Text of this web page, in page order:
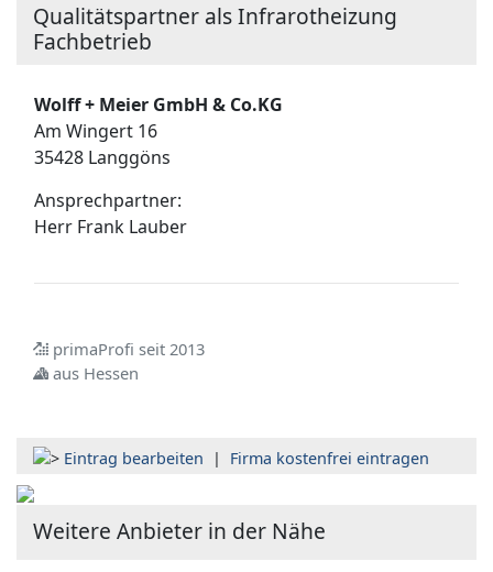
Qualitätspartner als Infrarotheizung
Fachbetrieb
Wolff + Meier GmbH & Co.KG
Am Wingert 16
35428 Langgöns
Ansprechpartner:
Herr Frank Lauber
primaProfi seit 2013
aus Hessen
Eintrag bearbeiten | Firma kostenfrei eintragen
Weitere Anbieter in der Nähe